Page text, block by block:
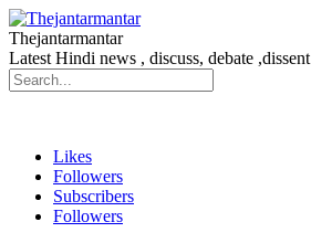
Thejantarmantar
Latest Hindi news , discuss, debate ,dissent
Likes
Followers
Subscribers
Followers